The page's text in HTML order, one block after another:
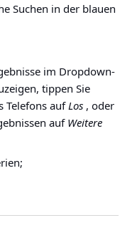
Suchen in der blauen
im Dropdown-
tippen Sie
Telefons aufLos , oder
auf Weitere